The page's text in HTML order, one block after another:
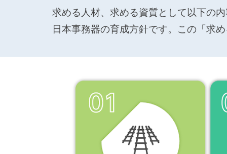
求める人材、求める資質として以下の
日本事務器の育成方針です。この「求